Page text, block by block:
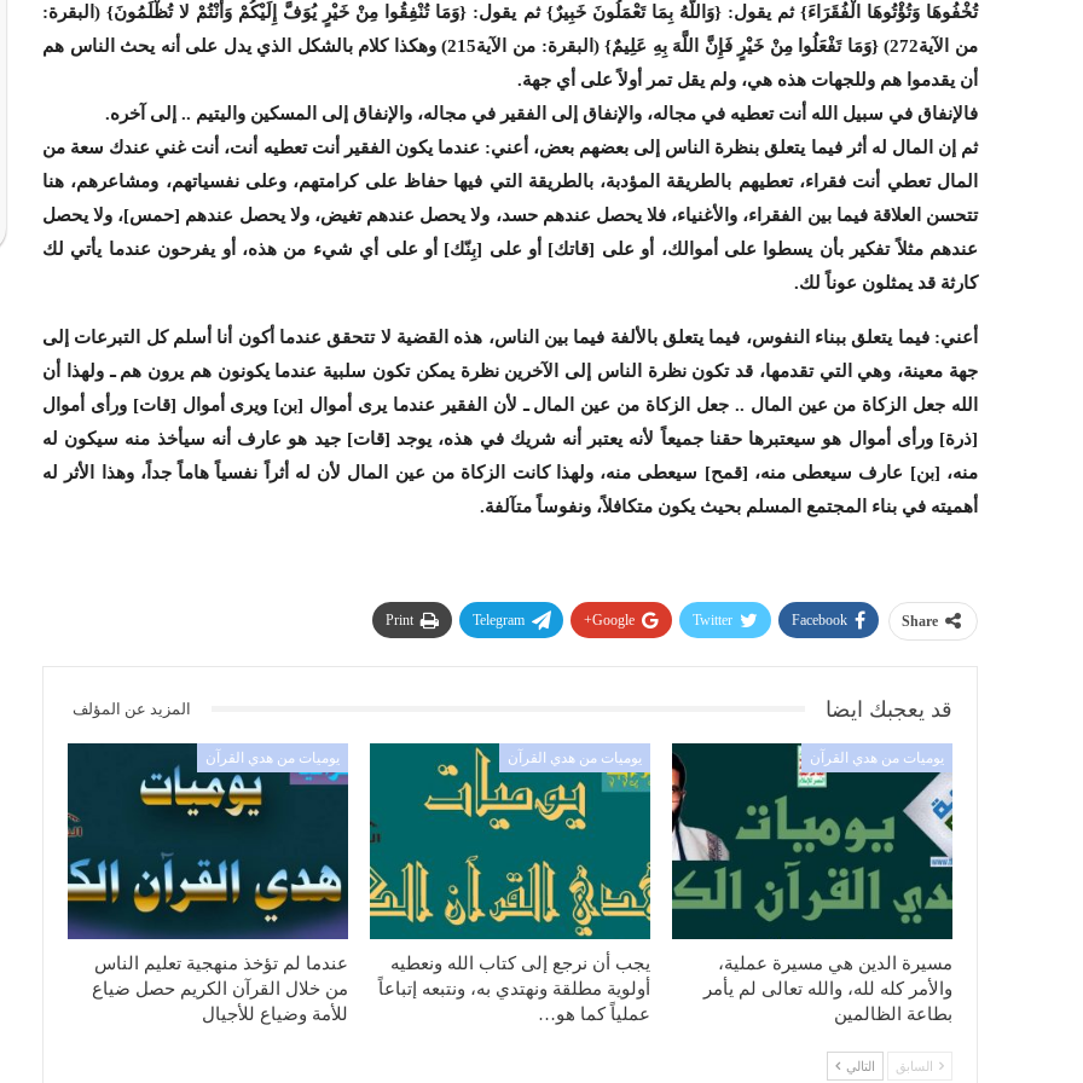
تُخْفُوهَا وَتُؤْتُوهَا الْفُقَرَاءَ} ثم يقول: {وَاللَّهُ بِمَا تَعْمَلُونَ خَبِيرٌ} ثم يقول: {وَمَا تُنْفِقُوا مِنْ خَيْرٍ يُوَفَّ إِلَيْكُمْ وَأَنْتُمْ لا تُظْلَمُونَ} (البقرة:
من الآية272) {وَمَا تَفْعَلُوا مِنْ خَيْرٍ فَإِنَّ اللَّهَ بِهِ عَلِيمٌ} (البقرة: من الآية215) وهكذا كلام بالشكل الذي يدل على أنه يحث الناس هم
أن يقدموا هم وللجهات هذه هي، ولم يقل تمر أولاً على أي جهة.
فالإنفاق في سبيل الله أنت تعطيه في مجاله، والإنفاق إلى الفقير في مجاله، والإنفاق إلى المسكين واليتيم .. إلى آخره.
ثم إن المال له أثر فيما يتعلق بنظرة الناس إلى بعضهم بعض، أعني: عندما يكون الفقير أنت تعطيه أنت، أنت غني عندك سعة من
المال تعطي أنت فقراء، تعطيهم بالطريقة المؤدبة، بالطريقة التي فيها حفاظ على كرامتهم، وعلى نفسياتهم، ومشاعرهم، هنا
تتحسن العلاقة فيما بين الفقراء، والأغنياء، فلا يحصل عندهم حسد، ولا يحصل عندهم تغيض، ولا يحصل عندهم [حمس]، ولا يحصل
عندهم مثلاً تفكير بأن يسطوا على أموالك، أو على [قاتك] أو على [بِنّك] أو على أي شيء من هذه، أو يفرحون عندما يأتي لك
كارثة قد يمثلون عوناً لك.
أعني: فيما يتعلق ببناء النفوس، فيما يتعلق بالألفة فيما بين الناس، هذه القضية لا تتحقق عندما أكون أنا أسلم كل التبرعات إلى
جهة معينة، وهي التي تقدمها، قد تكون نظرة الناس إلى الآخرين نظرة يمكن تكون سلبية عندما يكونون هم يرون هم ـ ولهذا أن
الله جعل الزكاة من عين المال .. جعل الزكاة من عين المال ـ لأن الفقير عندما يرى أموال [بن] ويرى أموال [قات] ورأى أموال
[ذرة] ورأى أموال هو سيعتبرها حقنا جميعاً لأنه يعتبر أنه شريك في هذه، يوجد [قات] جيد هو عارف أنه سيأخذ منه سيكون له
منه، [بن] عارف سيعطى منه، [قمح] سيعطى منه، ولهذا كانت الزكاة من عين المال لأن له أثراً نفسياً هاماً جداً، وهذا الأثر له
أهميته في بناء المجتمع المسلم بحيث يكون متكافلاً، ونفوساً متآلفة.
Share
Facebook
Twitter
Google+
Telegram
Print
قد يعجبك ايضا المزيد عن المؤلف
يوميات من هدي القرآن
مسيرة الدين هي مسيرة عملية،
والأمر كله لله، والله تعالى لم يأمر
بطاعة الظالمين
يوميات من هدي القرآن
يجب أن نرجع إلى كتاب الله ونعطيه
أولوية مطلقة ونهتدي به، ونتبعه إتباعاً
عملياً كما هو…
يوميات من هدي القرآن
عندما لم تؤخذ منهجية تعليم الناس
من خلال القرآن الكريم حصل ضياع
للأمة وضياع للأجيال
السابق التالي